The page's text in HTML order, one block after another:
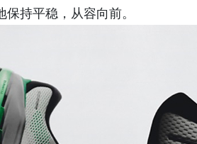
持平稳，从容向前。